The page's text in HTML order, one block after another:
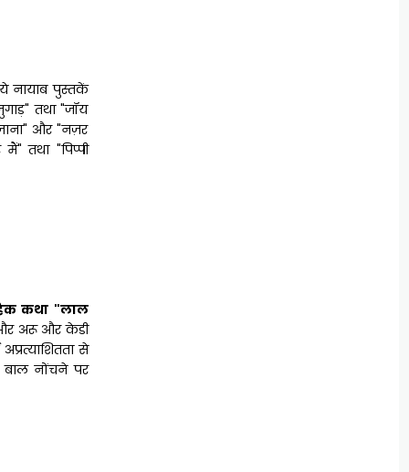
नायाब पुस्तकें
तथा "जॉय
और "नज़र
तथा "पिप्पी
कथा "लाल
और अरू और केडी
अप्रत्याशितता से
बाल नोंचने पर